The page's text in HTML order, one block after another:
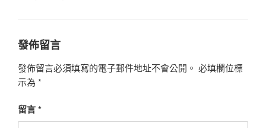
發佈留言
發佈留言必須填寫的電子郵件地址不會公開。 必填欄位標
示為 *
留言*